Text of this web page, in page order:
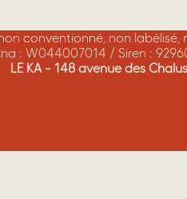
conventionné, non
: W044007014 / Siren :
LE KA - 148 avenue des